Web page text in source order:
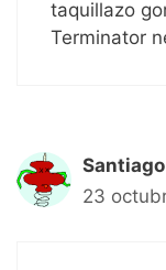
taquillazo
Terminator
Santiago
23